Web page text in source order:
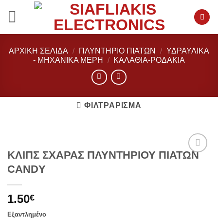
ΑΡΧΙΚΉ ΣΕΛΊΔΑ / ΠΛΥΝΤΗΡΙΟ ΠΙΑΤΩΝ / ΥΔΡΑΥΛΙΚΆ
- ΜΗΧΑΝΙΚΆ ΜΈΡΗ
/ ΚΑΛΆΘΙΑ-ΡΟΔΆΚΙΑ
ΦΙΛΤΡΆΡΙΣΜΑ
ΚΛΙΠΣ ΣΧΑΡΑΣ ΠΛΥΝΤΗΡΙΟΥ ΠΙΑΤΩΝ
CANDY
1.50€
Εξαντλημένο